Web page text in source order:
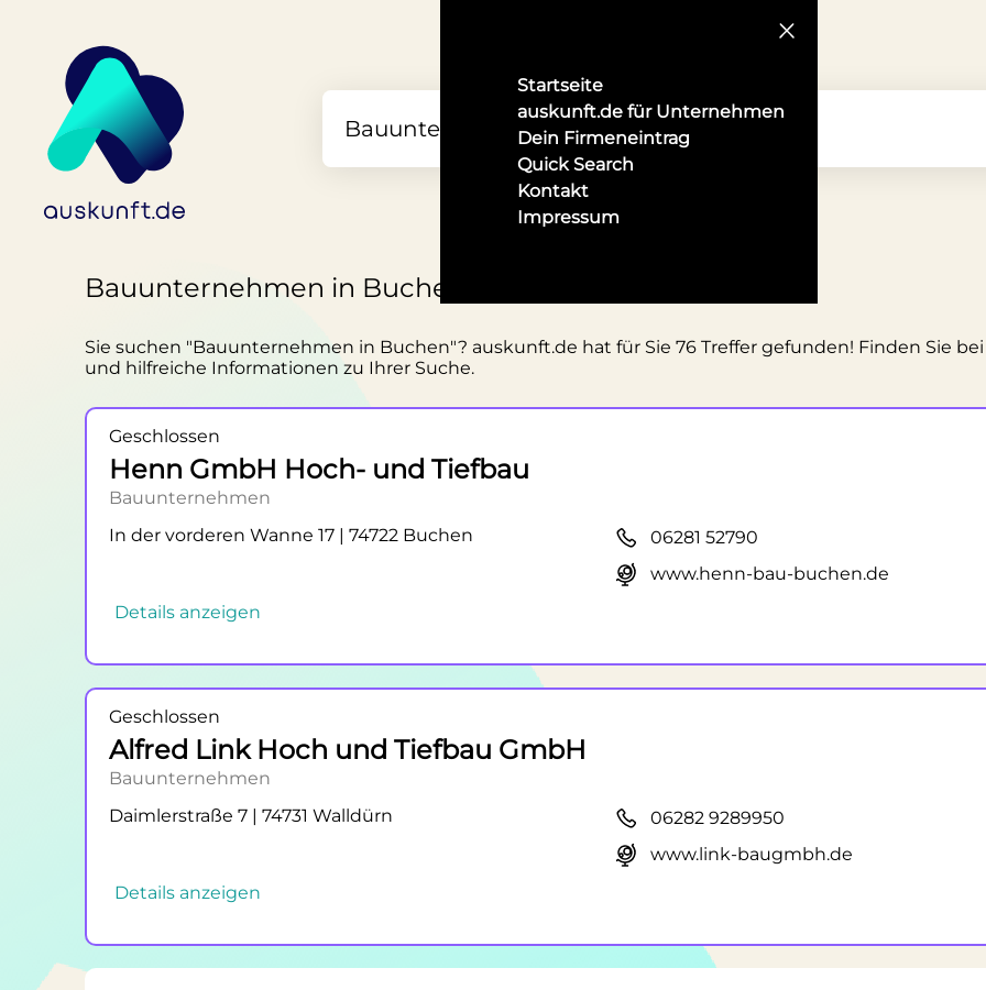
Startseite
auskunft.de für Unternehmen
Dein Firmeneintrag
Quick Search
Kontakt
Impressum
Bauunternehmen in Buchen
Sie suchen "Bauunternehmen in Buchen"? auskunft.de hat für Sie 76 Treffer gefunden! Finden Sie
und hilfreiche Informationen zu Ihrer Suche.
Geschlossen
Henn GmbH Hoch- und Tiefbau
Bauunternehmen
In der vorderen Wanne 17 | 74722 Buchen
Details anzeigen
06281 52790
www.henn-bau-buchen.de
Geschlossen
Alfred Link Hoch und Tiefbau GmbH
Bauunternehmen
Daimlerstraße 7 | 74731 Walldürn
Details anzeigen
06282 9289950
www.link-baugmbh.de